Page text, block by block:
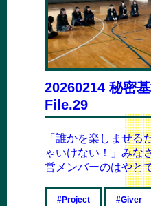
20260214 秘密基
File.29
「誰かを楽しませ
ゃいけない！」みな
営メンバーのはやと
迎えた「
#Project #Giver